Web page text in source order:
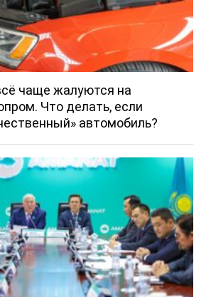
чаще жалуются на
Что делать, если
автомобиль?